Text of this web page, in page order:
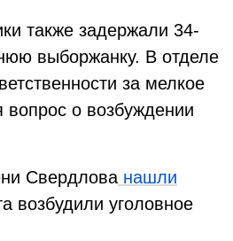
также задержали 34-
выборжанку. В отделе
за мелкое
о возбуждении
Свердлова нашли
возбудили уголовное